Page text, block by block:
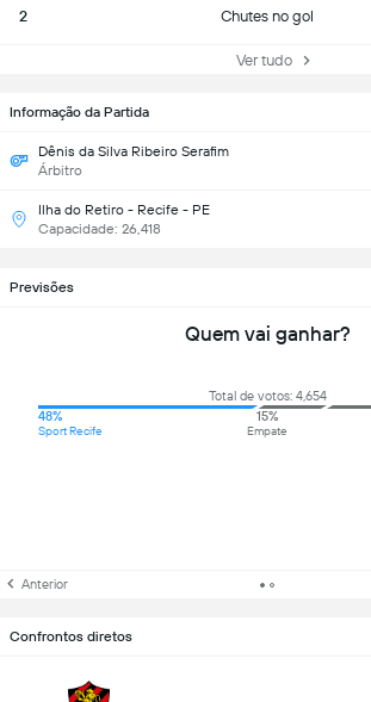
2 Chutes no gol
Ver tudo
Informação da Partida
Dênis da Silva Ribeiro Serafim
Árbitro
Ilha do Retiro - Recife - PE
Capacidade: 26,418
Previsões
Quem vai ganhar?
Total de votos: 4,654
48%
Sport Recife
15%
Empate
Anterior
Confrontos diretos